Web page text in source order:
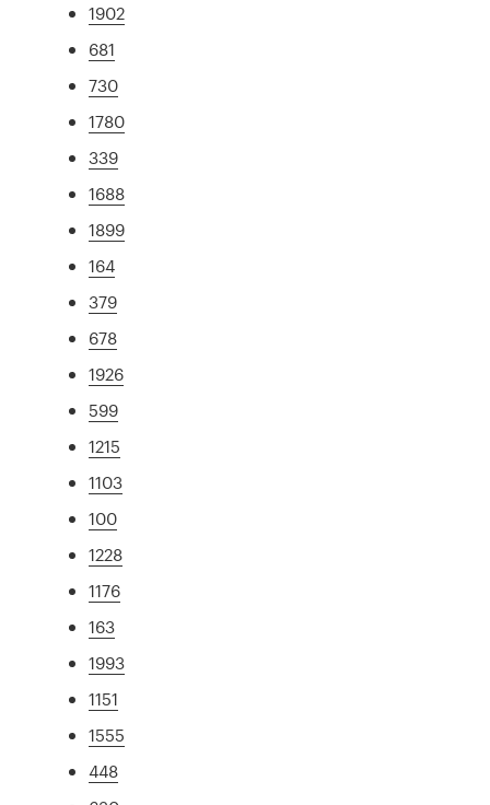
1902
681
730
1780
339
1688
1899
164
379
678
1926
599
1215
1103
100
1228
1176
163
1993
1151
1555
448